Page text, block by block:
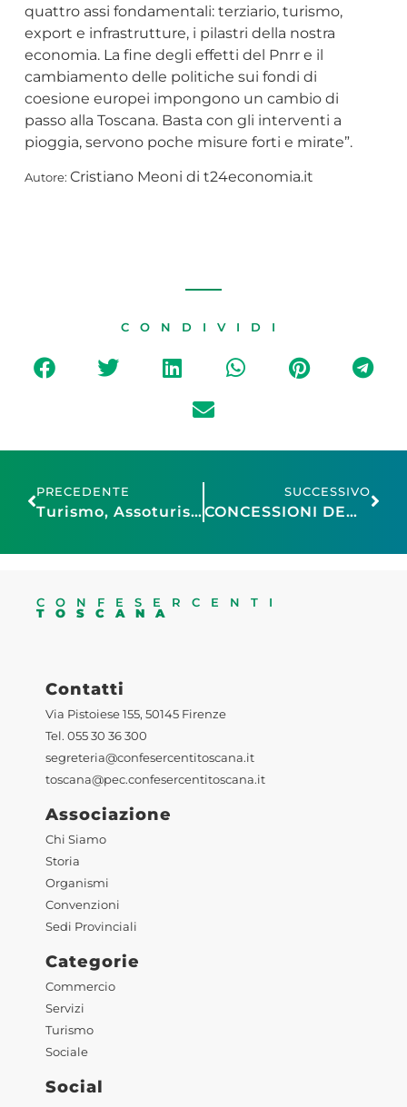
quattro assi fondamentali: terziario, turismo,
export e infrastrutture, i pilastri della nostra
economia. La fine degli effetti del Pnrr e il
cambiamento delle politiche sui fondi di
coesione europei impongono un cambio di
passo alla Toscana. Basta con gli interventi a
pioggia, servono poche misure forti e mirate”.
Autore: Cristiano Meoni di t24economia.it
CONDIVIDI
PRECEDENTE
Turismo, Assoturismo Confesercenti Toscana promuove le modifiche al testo unico: “ascoltate le nostre proposte”
SUCCESSIVO
CONCESSIONI DEMANIALI, FIBA: «SERVE UNA DISCIPLINA REGIONALE SULLA SCARSITÀ DELLA RISORSA E UN’AZIONE FORTE SUL GOVERNO PER LA BOLKESTEIN»
CONFESERCENTI
TOSCANA
Contatti
Via Pistoiese 155, 50145 Firenze
Tel. 055 30 36 300
segreteria@confesercentitoscana.it
toscana@pec.confesercentitoscana.it
Associazione
Chi Siamo
Storia
Organismi
Convenzioni
Sedi Provinciali
Categorie
Commercio
Servizi
Turismo
Sociale
Social